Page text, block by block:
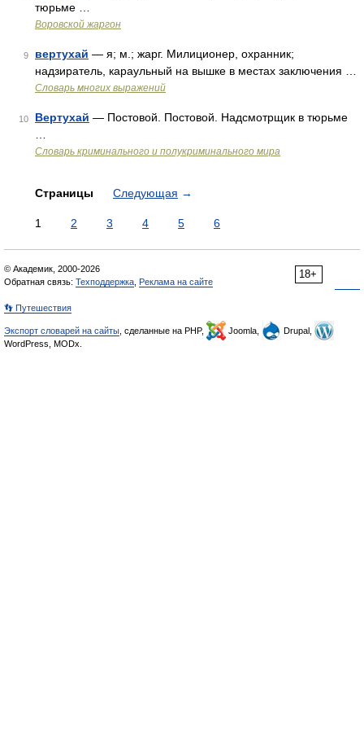
тюрьме …
Воровской жаргон
9 вертухай — я; м.; жарг. Милиционер, охранник;
надзиратель, караульный на вышке в местах заключения …
Словарь многих выражений
10 Вертухай — Постовой. Постовой. Надсмотрщик в тюрьме
Словарь криминального и полукриминального мира
Страницы Следующая →
1 2 3 4 5 6
18+
© Академик, 2000-2026
Обратная связь: Техподдержка Реклама на сайте
👣 Путешествия
Экспорт словарей на сайты , сделанные на PHP, Joomla,
Drupal,
WordPress, MODx.